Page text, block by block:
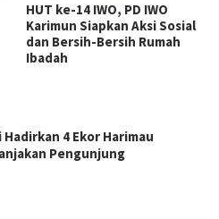
HUT ke-14 IWO, PD IWO
Karimun Siapkan Aksi Sosial
dan Bersih-Bersih Rumah
Ibadah
4 Ekor Harimau
Pengunjung